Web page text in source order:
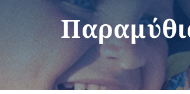
Παγκύπριο
Φλόγα
Περισσότερα